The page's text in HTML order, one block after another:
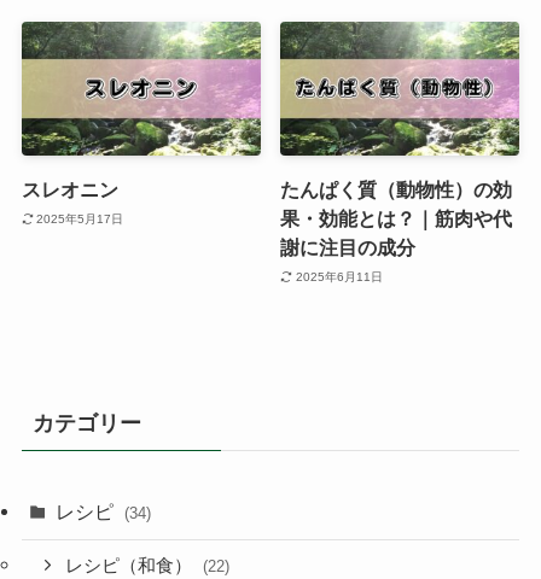
スレオニン
2025年5月17日
たんぱく質（動物性）の効
果・効能とは？｜筋肉や代
謝に注目の成分
2025年6月11日
カテゴリー
レシピ (34)
レシピ（和食） (22)